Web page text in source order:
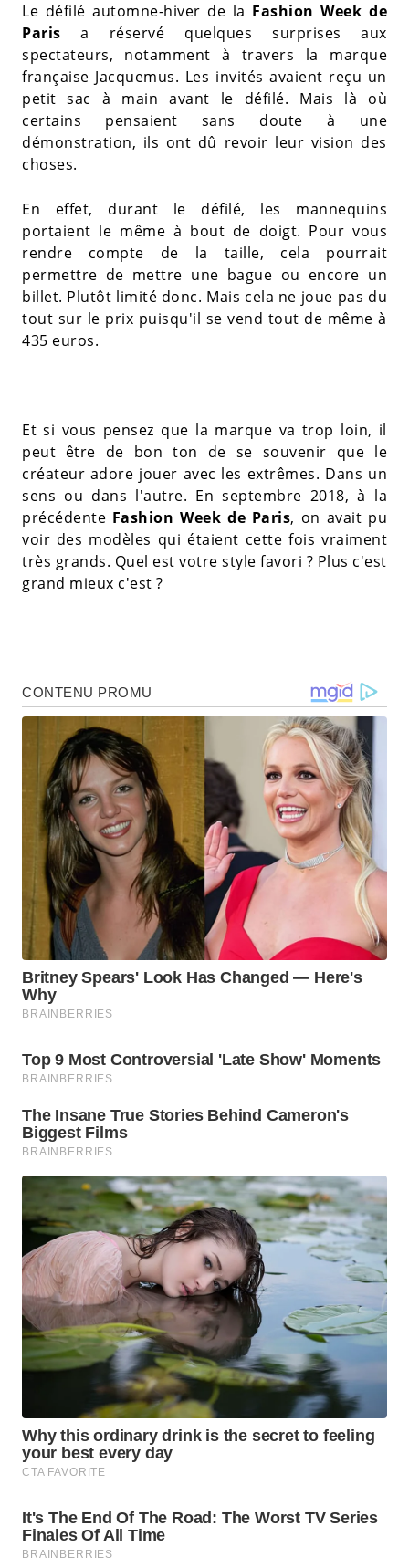
Le défilé automne-hiver de la Fashion Week de
Paris a réservé quelques surprises aux
spectateurs, notamment à travers la marque
française Jacquemus. Les invités avaient reçu un
petit sac à main avant le défilé. Mais là où
certains pensaient sans doute à une
démonstration, ils ont dû revoir leur vision des
choses.
En effet, durant le défilé, les mannequins
portaient le même à bout de doigt. Pour vous
rendre compte de la taille, cela pourrait
permettre de mettre une bague ou encore un
billet. Plutôt limité donc. Mais cela ne joue pas du
tout sur le prix puisqu'il se vend tout de même à
435 euros.
Et si vous pensez que la marque va trop loin, il
peut être de bon ton de se souvenir que le
créateur adore jouer avec les extrêmes. Dans un
sens ou dans l'autre. En septembre 2018, à la
précédente Fashion Week de Paris, on avait pu
voir des modèles qui étaient cette fois vraiment
très grands. Quel est votre style favori ? Plus c'est
grand mieux c'est ?